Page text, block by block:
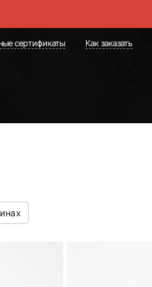
сертификаты Как заказать